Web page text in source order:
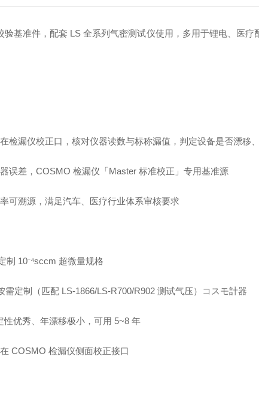
基准件，配套 LS 全系列气密测试仪使用，多用于锂电、医疗
检漏仪校正口，核对仪器读数与标称漏值，判定设备是否漂移
误差，COSMO 检漏仪「Master 标准校正」专用基准源
可溯源，满足汽车、医疗行业体系审核要求
制 10⁻⁴sccm 超微量规格
定制（匹配 LS-1866/LS-R700/R902 测试气压）コスモ計器
优秀、年漂移极小，可用 5~8 年
COSMO 检漏仪侧面校正接口